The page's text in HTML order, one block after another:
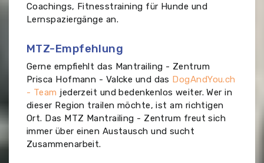
Coachings, Fitnesstraining für Hunde und
Lernspaziergänge an.
MTZ-Empfehlung
Gerne empfiehlt das Mantrailing - Zentrum
Prisca Hofmann - Valcke und das DogAndYou.ch
- Team jederzeit und bedenkenlos weiter. Wer in
dieser Region trailen möchte, ist am richtigen
Ort. Das MTZ Mantrailing - Zentrum freut sich
immer über einen Austausch und sucht
Zusammenarbeit.